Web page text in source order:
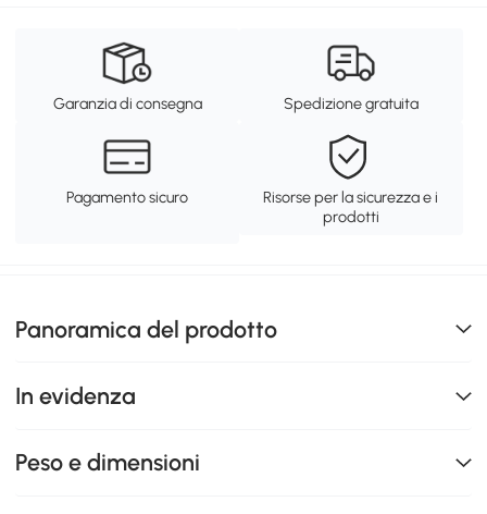
Garanzia di consegna Spedizione gratuita
Pagamento sicuro
Risorse per la sicurezza e i
prodotti
Panoramica del prodotto
In evidenza
Peso e dimensioni